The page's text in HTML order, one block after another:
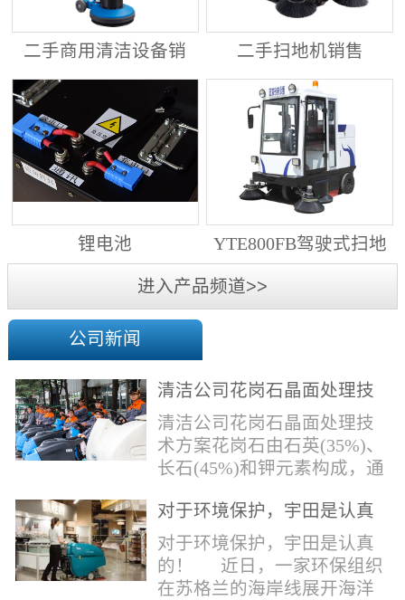
二手商用清洁设备销
二手扫地机销售
锂电池
YTE800FB驾驶式扫地
进入产品频道>>
公司新闻
清洁公司花岗石晶面处理技
术方案
清洁公司花岗石晶面处理技
术方案花岗石由石英(35%)、
长石(45%)和钾元素构成，通
含有极少量的方解石，表面
能看出具有矿物颗粒的结晶
体，硬度比大理石硬，硬度
在6.5左右。维护比大理石容
对于环境保护，宇田是认真
的！
对于环境保护，宇田是认真
的！ 近日，一家环保组织
在苏格兰的海岸线展开海洋